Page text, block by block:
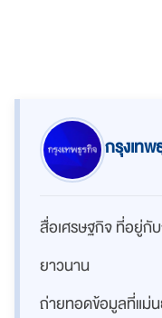
กรุงเท
สื่อเศรษฐกิจ ที่อยู่กั
ยาวนาน
ถ่ายทอดข้อมูลที่แม่